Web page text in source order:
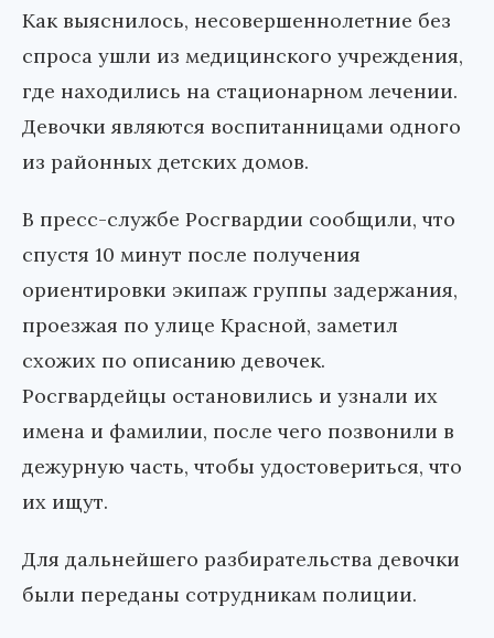
Как выяснилось, несовершеннолетние без
спроса ушли из медицинского учреждения,
где находились на стационарном лечении.
Девочки являются воспитанницами одного
из районных детских домов.
В пресс-службе Росгвардии сообщили, что
спустя 10 минут после получения
ориентировки экипаж группы задержания,
проезжая по улице Красной, заметил
схожих по описанию девочек.
Росгвардейцы остановились и узнали их
имена и фамилии, после чего позвонили в
дежурную часть, чтобы удостовериться, что
их ищут.
Для дальнейшего разбирательства девочки
были переданы сотрудникам полиции.